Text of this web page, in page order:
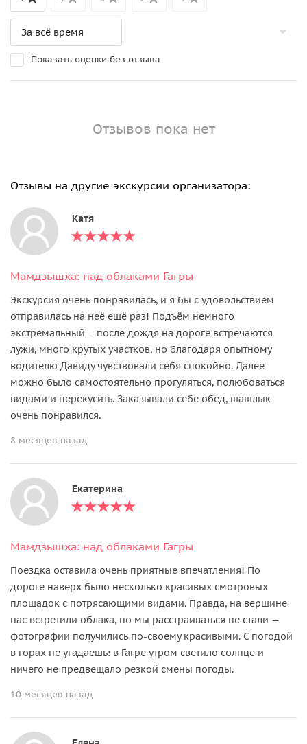
Показать оценки без отзыва
Отзывов пока нет
Отзывы на другие экскурсии организатора:
Катя
Мамдзышха: над облаками Гагры
Экскурсия очень понравилась, и я бы с удовольствием
отправилась на неё ещё раз! Подъём немного
экстремальный – после дождя на дороге встречаются
лужи, много крутых участков, но благодаря опытному
водителю Давиду чувствовали себя спокойно. Далее
можно было самостоятельно прогуляться, полюбоваться
видами и перекусить. Заказывали себе обед, шашлык
очень понравился.
8 месяцев назад
Екатерина
Мамдзышха: над облаками Гагры
Поездка оставила очень приятные впечатления! По
дороге наверх было несколько красивых смотровых
площадок с потрясающими видами. Правда, на вершине
нас встретили облака, но мы расстраиваться не стали —
фотографии получились по-своему красивыми. С погодой
в горах не угадаешь: в Гагре утром светило солнце и
ничего не предвещало резкой смены погоды.
10 месяцев назад